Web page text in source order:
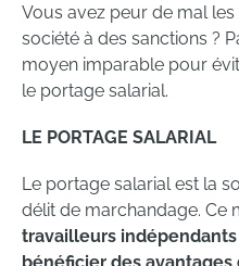
Vous avez peur de mal
société à des sanctions ?
moyen imparable pour
le portage salarial.
LE PORTAGE SALARIAL
Le portage salarial est la
délit de marchandage. Ce
travailleurs